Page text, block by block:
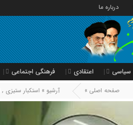
درباره ما
سیاسی اعتقادی فرهنگی اجتماعی
صفحه اصلی » آرشیو » استکبار ستیزی ,